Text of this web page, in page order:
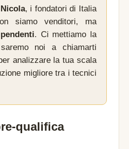
, i fondatori di Italia
siamo venditori, ma
. Ci mettiamo la
noi a chiamarti
analizzare la tua scala
migliore tra i tecnici
qualifica